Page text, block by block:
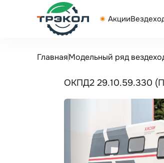
Акции
ГлавнаяМодельный ряд
ОКПД2 29.10.59.330